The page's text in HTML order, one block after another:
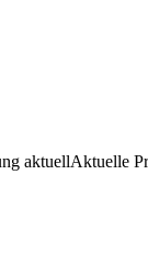
aktuellAktuelle